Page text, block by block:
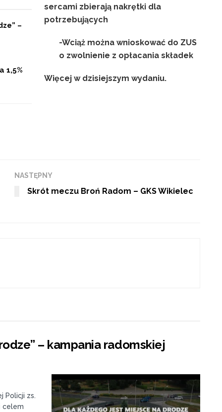
–
1,5%
sercami zbierają nakrętki dla
potrzebujących
-Wciąż można wnioskować do ZUS
o zwolnienie z opłacania składek
Więcej w dzisiejszym wydaniu.
NASTĘPNY
Skrót meczu Broń Radom – GKS Wikielec
– kampania radomskiej
Policji zs.
celem